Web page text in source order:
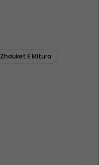
Zhduket E Mitura